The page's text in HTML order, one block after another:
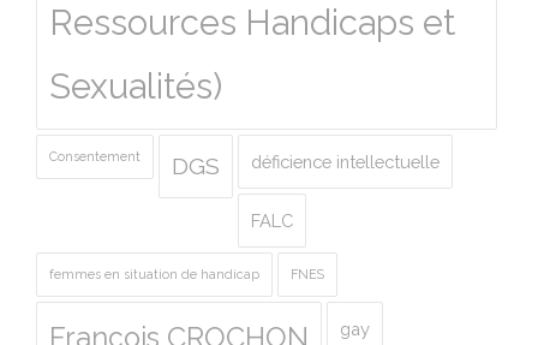
Ressources Handicaps et
Sexualités)
Consentement DGS déficience intellectuelle
FALC
femmes en situation de handicap FNES
François CROCHON gay